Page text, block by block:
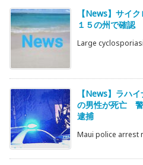
【News】サイ
１５の州で確認
Large
【News】ラハ
の男性が死亡 警
逮捕
Maui police arrest